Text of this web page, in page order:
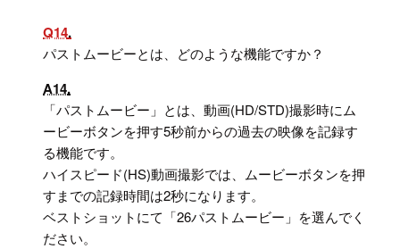
Q14
パストムービーとは、どのような機能ですか？
A14
「パストムービー」とは、動画(HD/STD)撮影時にム
ービーボタンを押す5秒前からの過去の映像を記録す
る機能です。
ハイスピード(HS)動画撮影では、ムービーボタンを押
すまでの記録時間は2秒になります。
ベストショットにて「26パストムービー」を選んでく
ださい。